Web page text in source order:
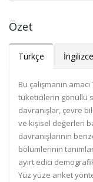
Özet
Türkçe İngilizce
Bu çalışmanın
tüketicilerin gönüllü
davranışlar, çevre
ve kişisel değerleri
davranışlarının
bölümlerinin
ayırt edici
Yüz yüze anket